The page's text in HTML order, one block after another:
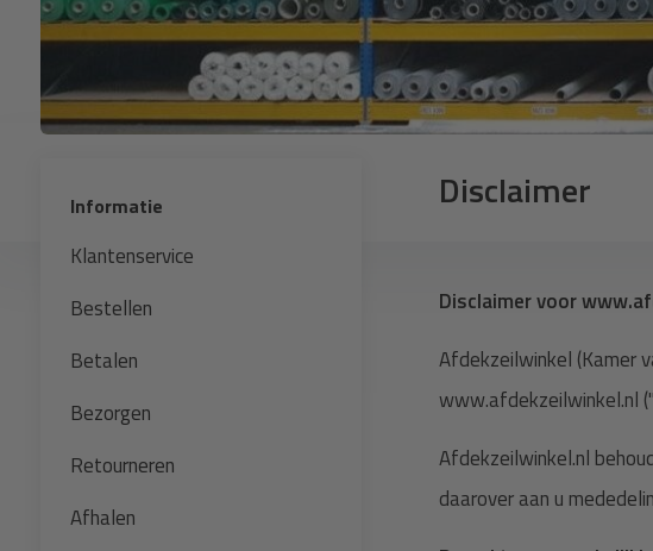
Informatie
Klantenservice
Bestellen
Betalen
Bezorgen
Retourneren
Afhalen
Disclaimer
Disclaimer voor
Afdekzeilwinkel (Kamer
www.afdekzeilwinkel.nl
Afdekzeilwinkel.nl
daarover aan u